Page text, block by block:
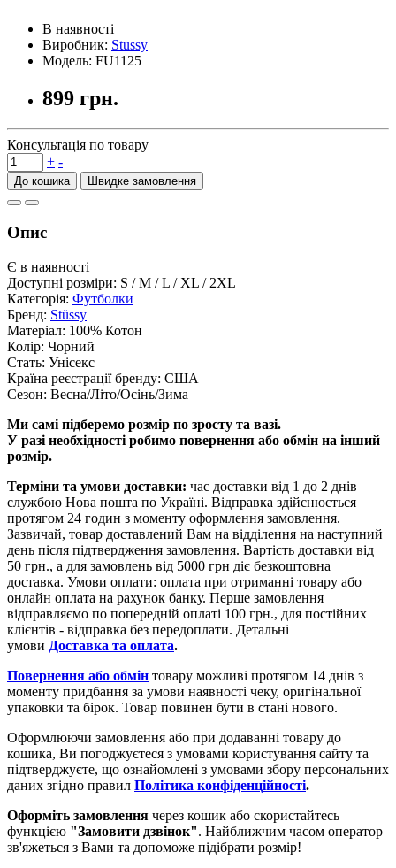
В наявності
Виробник: Stussy
Модель: FU1125
899 грн.
Консультація по товару
+ -
До кошика
Опис
Є в наявності
Доступні розміри: S / M / L / XL / 2XL
Категорія: Футболки
Бренд: Stüssy
Матеріал: 100% Котон
Колір: Чорний
Стать: Унісекс
Країна реєстрації бренду: США
Сезон: Весна/Літо/Осінь/Зима
Ми самі підберемо розмір по зросту та вазі.
У разі необхідності робимо повернення або обмін на інший
розмір.
Терміни та умови доставки: час доставки від 1 до 2 днів
службою Нова пошта по Україні. Відправка здійснюється
протягом 24 годин з моменту оформлення замовлення.
Зазвичай, товар доставлений Вам на відділення на наступний
день після підтвердження замовлення. Вартість доставки від
50 грн., а для замовлень від 5000 грн діє безкоштовна
доставка. Умови оплати: оплата при отриманні товару або
онлайн оплата на рахунок банку. Перше замовлення
відправляємо по попередній оплаті 100 грн., для постійних
клієнтів - відправка без передоплати. Детальні
умови Доставка та оплата.
Повернення або обмін товару можливі протягом 14 днів з
моменту придбання за умови наявності чеку, оригінальної
упаковки та бірок. Товар повинен бути в стані нового.
Оформлюючи замовлення або при додаванні товару до
кошика, Ви погоджуєтеся з умовами користування сайту та
підтверджуєте, що ознайомлені з умовами збору персональних
даних згідно правил Політика конфіденційності.
Оформіть замовлення через кошик або скористайтесь
функцією "Замовити дзвінок". Найближчим часом оператор
зв'яжеться з Вами та допоможе підібрати розмір!